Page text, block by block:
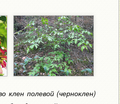
клен полевой (черноклен)